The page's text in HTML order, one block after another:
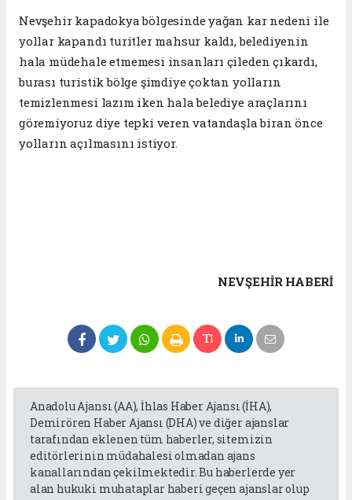
Nevşehir kapadokya bölgesinde yağan kar nedeni ile
yollar kapandı turitler mahsur kaldı, belediyenin
hala müdehale etmemesi insanları çileden çıkardı,
burası turistik bölge şimdiye çoktan yolların
temizlenmesi lazım iken hala belediye araçlarını
göremiyoruz diye tepki veren vatandaşla biran önce
yolların açılmasını istiyor.
NEVŞEHIR HABERİ
Anadolu Ajansı (AA), İhlas Haber Ajansı (İHA),
Demirören Haber Ajansı (DHA) ve diğer ajanslar
tarafından eklenen tüm haberler, sitemizin
editörlerinin müdahalesi olmadan ajans
kanallarından çekilmektedir. Bu haberlerde yer
alan hukuki muhataplar haberi geçen ajanslar olup